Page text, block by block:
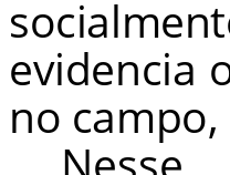
evidencia
no